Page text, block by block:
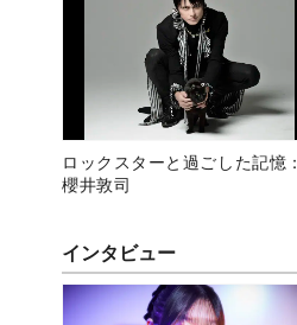
ロックスターと過ごした記憶：
櫻井敦司
インタビュー